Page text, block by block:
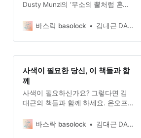
Dusty Munzi의 ‘무소의 뿔처럼 혼자
의 초기 경전인 숫타니파타에 등장하
를 힙합과 소울로 버무렸다.
바스락 basolock 김대근 DAEGEUN KIM
사색이 필요한 당신, 이 책들과 함
께
사색이 필요하신가요? 그렇다면 김
대근의 책들과 함께 하세요. 온오프
바스락 basolock
김대근 DAEGEUN KIM